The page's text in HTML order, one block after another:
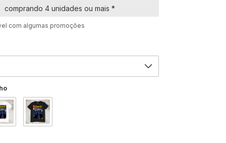
comprando 4 unidades ou mais *
com algumas promoções